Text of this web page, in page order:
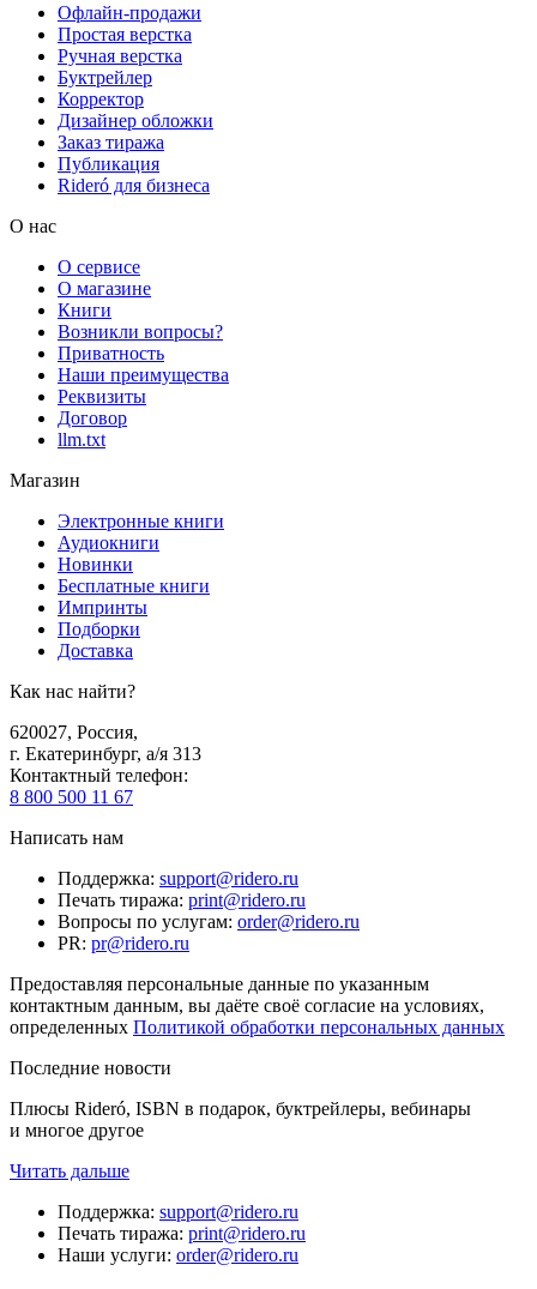
Офлайн-продажи
Простая верстка
Ручная верстка
Буктрейлер
Корректор
Дизайнер обложки
Заказ тиража
Публикация
Rideró для бизнеса
О нас
О сервисе
О магазине
Книги
Возникли вопросы?
Приватность
Наши преимущества
Реквизиты
Договор
llm.txt
Магазин
Электронные книги
Аудиокниги
Новинки
Бесплатные книги
Импринты
Подборки
Доставка
Как нас найти?
620027, Россия,
г. Екатеринбург, а/я 313
Контактный телефон:
8 800 500 11 67
Написать нам
Поддержка: support@ridero.ru
Печать тиража: print@ridero.ru
Вопросы по услугам: order@ridero.ru
PR: pr@ridero.ru
Предоставляя персональные данные по указанным
контактным данным, вы даёте своё согласие на условиях,
определенных Политикой обработки персональных данных
Последние новости
Плюсы Rideró, ISBN в подарок, буктрейлеры, вебинары
и многое другое
Читать дальше
Поддержка: support@ridero.ru
Печать тиража: print@ridero.ru
Наши услуги: order@ridero.ru